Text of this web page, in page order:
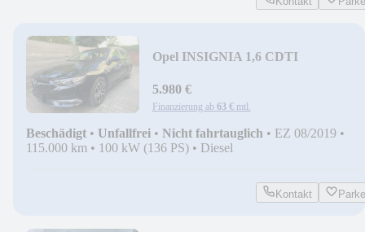
Opel INSIGNIA 1,6 CDTI
5.980 €
Finanzierung ab 63 € mtl.
Beschädigt • Unfallfrei • Nicht fahrtauglich • EZ 08/2019 •
115.000 km • 100 kW (136 PS) • Diesel
Kontakt